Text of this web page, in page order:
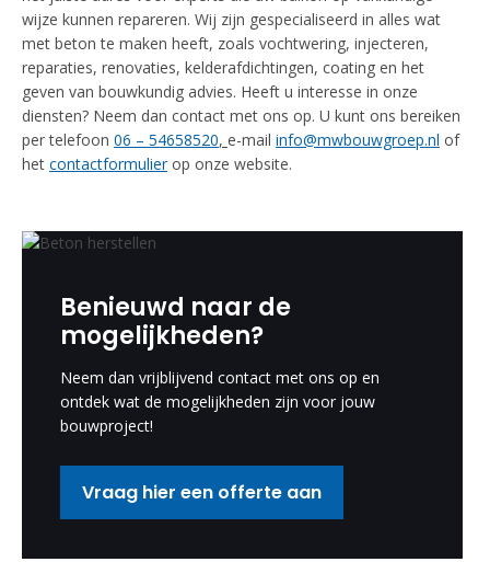
wijze kunnen repareren. Wij zijn gespecialiseerd in alles wat
met beton te maken heeft, zoals vochtwering, injecteren,
reparaties, renovaties, kelderafdichtingen, coating en het
geven van bouwkundig advies. Heeft u interesse in onze
diensten? Neem dan contact met ons op. U kunt ons bereiken
per telefoon 06 – 54658520, e-mail info@mwbouwgroep.nl of
het contactformulierop onze website.
Benieuwd naar de
mogelijkheden?
Neem dan vrijblijvend contact met ons op en
ontdek wat de mogelijkheden zijn voor jouw
bouwproject!
Vraag hier een offerte aan